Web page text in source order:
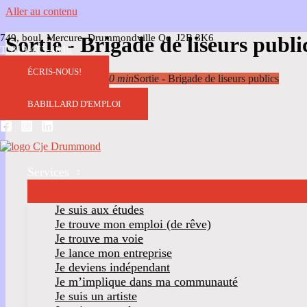
Aller au contenu
749, boul. Mercure, Drummondville Qc J2B 3K6
T. 819 475-4646
ÉCRIS-NOUS!
BABILLARD D'EMPLOI
Je suis aux études
Je trouve mon emploi (de rêve)
Je trouve ma voie
Je lance mon entreprise
Je deviens indépendant
Je m’implique dans ma communauté
Je suis un artiste
Sortie - Brigade de liseurs
Jul13 h 30 min 14 h 30 minSortie - Brigade de liseurs publics